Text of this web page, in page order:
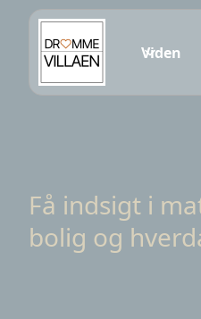
Viden
Få indsigt i
bolig og